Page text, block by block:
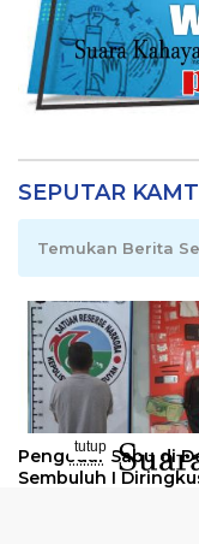
SEPUTAR
Temukan Berita
Pengedar Sabu di
Sembuluh I
tutup
..........